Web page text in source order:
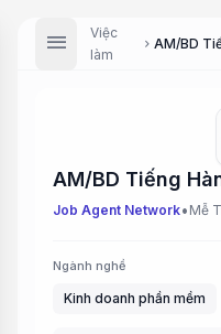
menu
Việc
làm
chevron_right
Job Agent Network• Mễ
Ngành nghề
Kinh doanh phần mềm